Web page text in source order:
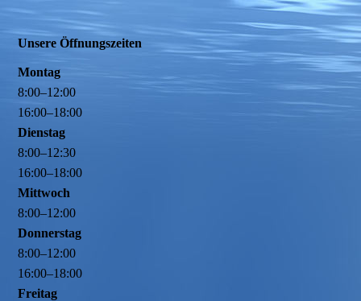
Unsere Öffnungszeiten
Montag
8:00–12:00
16:00–18:00
Dienstag
8:00–12:30
16:00–18:00
Mittwoch
8:00–12:00
Donnerstag
8:00–12:00
16:00–18:00
Freitag